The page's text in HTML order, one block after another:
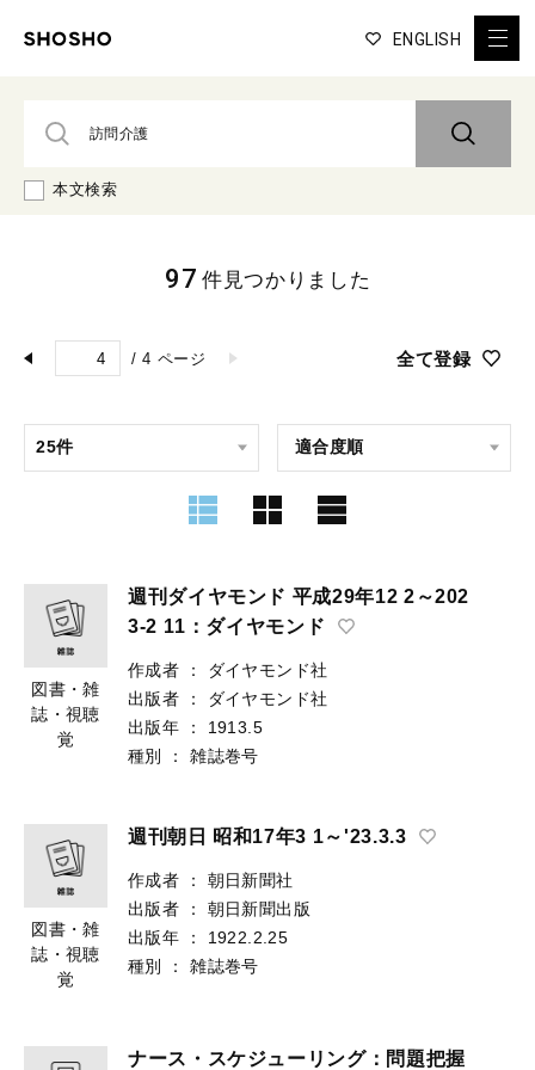
ENGLISH
本文検索
/ 4 ページ 全て登録
97 件見つかりました
図書・雑
誌・視聴
覚
週刊ダイヤモンド 平成29年12 2～202
3-2 11：ダイヤモンド
作成者 ：
ダイヤモンド社
出版者
：
ダイヤモンド社
出版年
：
1913.5
種別
： 雑誌巻号
図書・雑
誌・視聴
覚
週刊朝日 昭和17年3 1～'23.3.3
作成者 ：
朝日新聞社
出版者
：
朝日新聞出版
出版年
：
1922.2.25
種別
： 雑誌巻号
ナース・スケジューリング：問題把握